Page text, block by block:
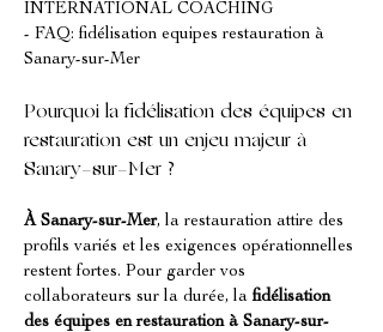
INTERNATIONAL COACHING
- FAQ: fidélisation equipes restauration à
Sanary-sur-Mer
Pourquoi la fidélisation des équipes en
restauration est un enjeu majeur à
Sanary-sur-Mer ?
À Sanary-sur-Mer, la restauration attire des
profils variés et les exigences opérationnelles
restent fortes. Pour garder vos
collaborateurs sur la durée, la fidélisation
des équipes en restauration à Sanary-sur-